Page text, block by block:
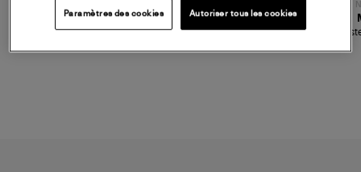
JEROME DREYFUSS
Sac Bobi S Cuir Lamé
TORAL
Mocassins Killian Sport
Paramètres des cookies Autoriser tous les cookies